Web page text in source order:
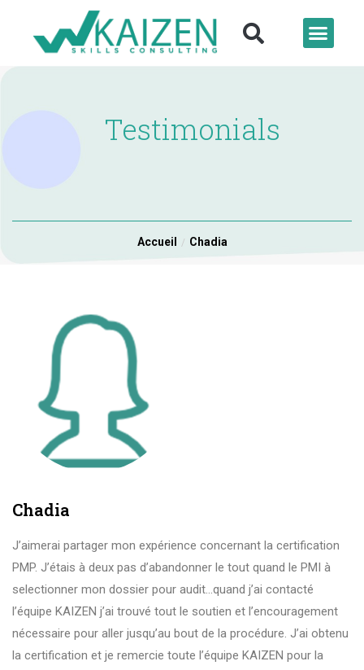
Testimonials
Accueil Chadia
Chadia
J’aimerai partager mon expérience concernant la certification
PMP. J’étais à deux pas d’abandonner le tout quand le PMI à
selectionner mon dossier pour audit…quand j’ai contacté
l’équipe KAIZEN j’ai trouvé tout le soutien et l’encouragement
nécessaire pour aller jusqu’au bout de la procédure. J’ai obtenu
la certification et je remercie toute l’équipe KAIZEN pour la